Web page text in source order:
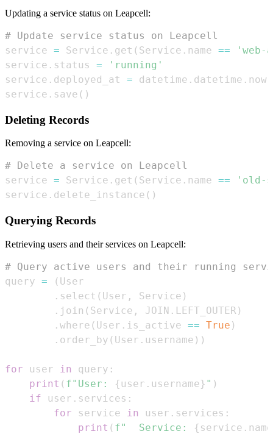
Updating a service status on Leapcell:
# Update service status on Leapcell
service = Service . get ( Service . name ==
'web-
service . status =
'running'
service . deployed_at = datetime . datetime . now
service . save ( )
Deleting Records
Removing a service on Leapcell:
# Delete a service on Leapcell
service = Service . get ( Service . name ==
'old-
service . delete_instance ( )
Querying Records
Retrieving users and their services on Leapcell:
# Query active users and their running
query = (
. select ( User , Service )
. join ( Service , JOIN . LEFT_OUTER )
. where ( User . is_active == True )
. order_by ( User . username ) )
for user in query :
print ( f"User: {user . username} " )
if user . services :
for service in user . services :
print ( f"  Service: { service . name